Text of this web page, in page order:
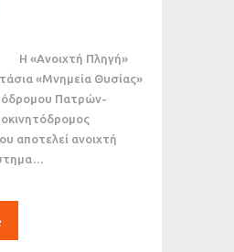
Πληγή»
«Μνημεία Θυσίας»
Πατρών-
αποτελεί ανοιχτή